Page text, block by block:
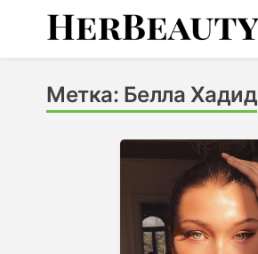
Метка: Белла Хадид